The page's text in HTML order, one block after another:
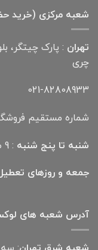
شعبه مرکزی (خرید
تهران : پارک چیتگر،
چری
021-82808933
شماره مستقیم فروشگاه :
شنبه تا پنج شنبه : 9 صبح تا 8 شب
جمعه و روزهای
آدرس شعبه های